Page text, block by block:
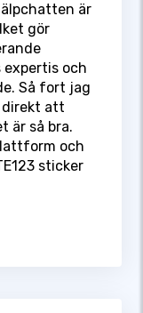
är
gör
expertis och
Så fort jag
direkt att
är så bra.
och
sticker